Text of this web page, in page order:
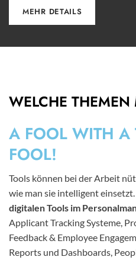
MEHR DETAILS
WELCHE
A FOOL WITH A
FOOL!
Tools können bei der Arbeit
wie man sie intelligent
digitalen Tools im
Applicant Tracking Systeme,
Feedback & Employee
Reports und Dashboards,